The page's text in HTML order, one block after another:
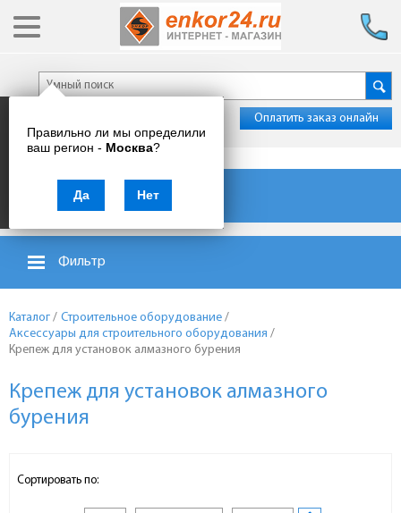
Правильно ли мы определили
ваш регион - Москва?
Да Нет
Оплатить заказ онлайн
Каталог товаров
Фильтр
Каталог / Строительное оборудование /
Аксессуары для строительного оборудования /
Крепеж для установок алмазного бурения
Крепеж для установок алмазного
бурения
Сортировать по: